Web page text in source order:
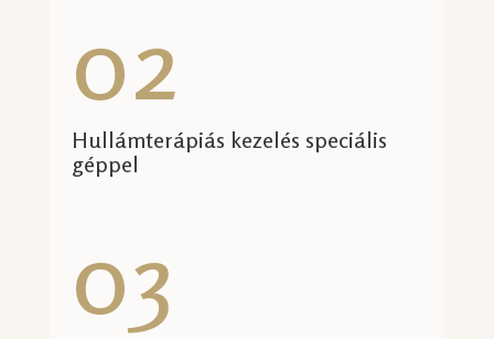
02
Hullámterápiás kezelés speciális
géppel
03